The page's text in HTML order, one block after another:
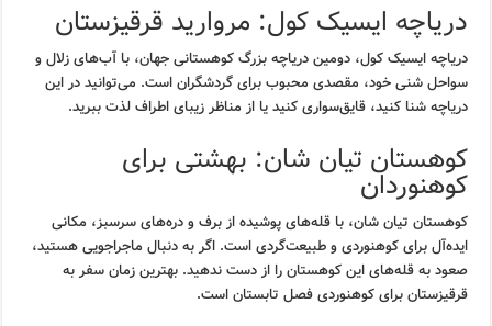
دریاچه ایسیک کول: مروارید قرقیزستان
دریاچه ایسیک کول، دومین دریاچه بزرگ کوهستانی جهان، با آب‌های زلال و
سواحل شنی خود، مقصدی محبوب برای گردشگران است. می‌توانید در این
دریاچه شنا کنید، قایق‌سواری کنید یا از مناظر زیبای اطراف لذت ببرید.
کوهستان تیان شان: بهشتی برای
کوهنوردان
کوهستان تیان شان، با قله‌های پوشیده از برف و دره‌های سرسبز، مکانی
ایده‌آل برای کوهنوردی و طبیعت‌گردی است. اگر به دنبال ماجراجویی هستید،
صعود به قله‌های این کوهستان را از دست ندهید. بهترین زمان سفر به
قرقیزستان برای کوهنوردی فصل تابستان است.